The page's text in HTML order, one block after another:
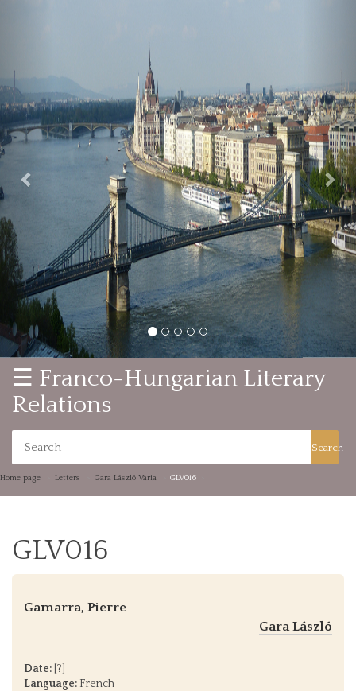
☰ Franco-Hungarian Literary
Relations
Search
Home page Letters Gara László Varia GLV016
GLV016
Gamarra, Pierre
Gara László
Date: [?]
Language: French